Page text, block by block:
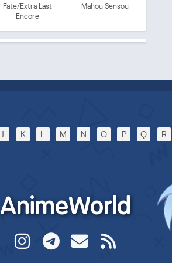
Fate/Extra Last
Encore
Mahou Sensou
J K L M N O P Q R
AnimeWorld